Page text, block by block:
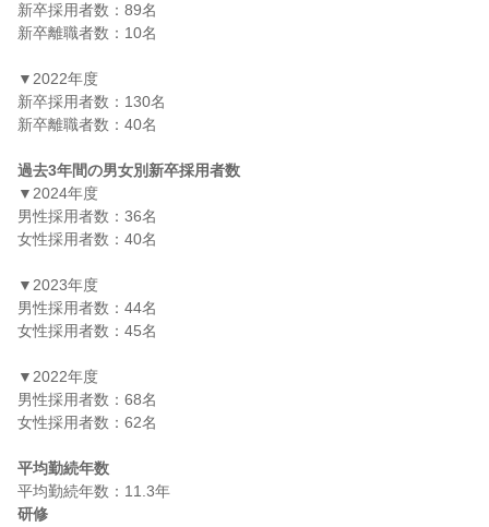
新卒採用者数：89名
新卒離職者数：10名
▼2022年度
新卒採用者数：130名
新卒離職者数：40名
過去3年間の男女別新卒採用者数
▼2024年度
男性採用者数：36名
女性採用者数：40名
▼2023年度
男性採用者数：44名
女性採用者数：45名
▼2022年度
男性採用者数：68名
女性採用者数：62名
平均勤続年数
研修